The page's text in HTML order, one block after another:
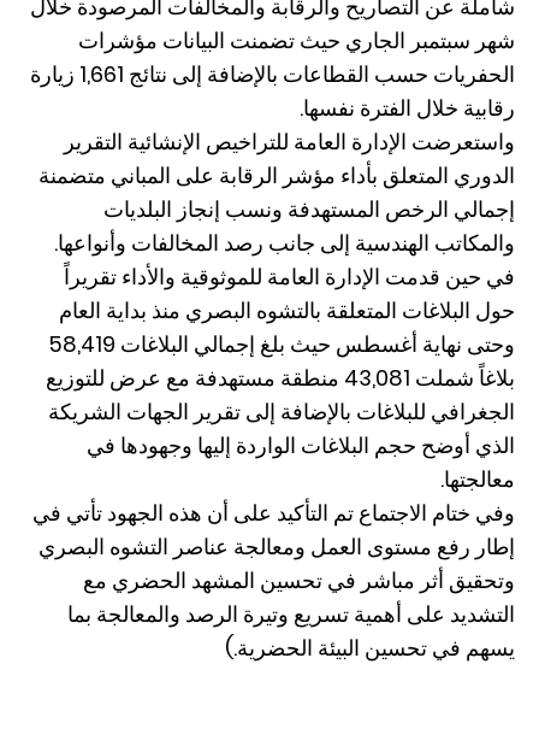
شاملة عن التصاريح والرقابة والمخالفات المرصودة خلال
شهر سبتمبر الجاري حيث تضمنت البيانات مؤشرات
الحفريات حسب القطاعات بالإضافة إلى نتائج 1,661 زيارة
رقابية خلال الفترة نفسها.
واستعرضت الإدارة العامة للتراخيص الإنشائية التقرير
الدوري المتعلق بأداء مؤشر الرقابة على المباني متضمنة
إجمالي الرخص المستهدفة ونسب إنجاز البلديات
والمكاتب الهندسية إلى جانب رصد المخالفات وأنواعها.
في حين قدمت الإدارة العامة للموثوقية والأداء تقريراً
حول البلاغات المتعلقة بالتشوه البصري منذ بداية العام
وحتى نهاية أغسطس حيث بلغ إجمالي البلاغات 58,419
بلاغاً شملت 43,081 منطقة مستهدفة مع عرض للتوزيع
الجغرافي للبلاغات بالإضافة إلى تقرير الجهات الشريكة
الذي أوضح حجم البلاغات الواردة إليها وجهودها في
معالجتها.
وفي ختام الاجتماع تم التأكيد على أن هذه الجهود تأتي في
إطار رفع مستوى العمل ومعالجة عناصر التشوه البصري
وتحقيق أثر مباشر في تحسين المشهد الحضري مع
التشديد على أهمية تسريع وتيرة الرصد والمعالجة بما
يسهم في تحسين البيئة الحضرية.)